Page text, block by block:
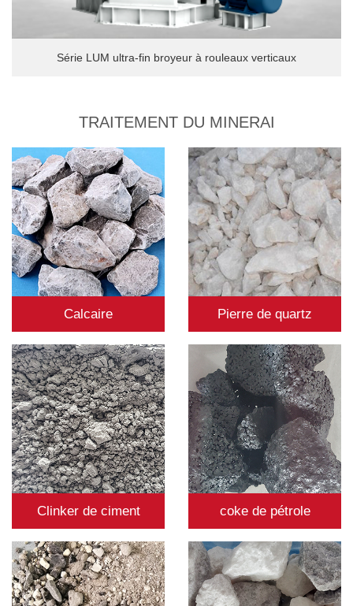
Série LUM ultra-fin broyeur à rouleaux verticaux
TRAITEMENT DU MINERAI
Calcaire Pierre de quartz
Clinker de ciment coke de pétrole